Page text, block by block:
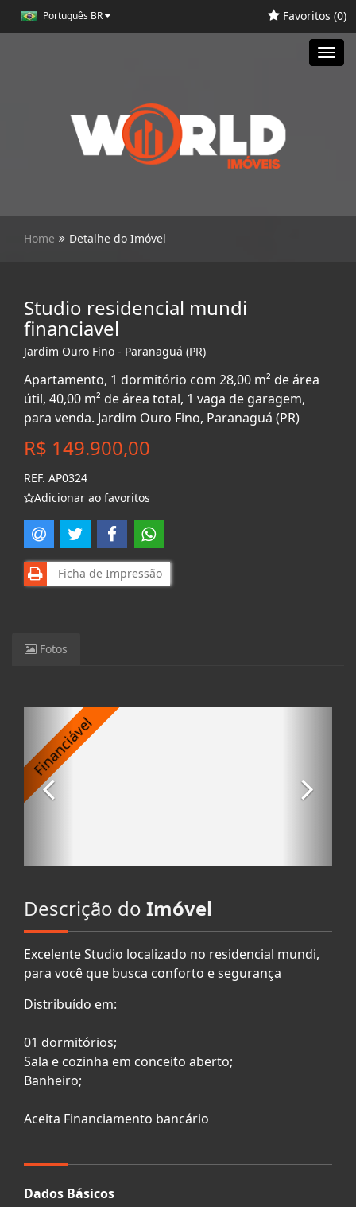
Português BR Favoritos (0)
Home Detalhe do Imóvel
Studio residencial mundi
financiavel
Jardim Ouro Fino - Paranaguá (PR)
Apartamento, 1 dormitório com 28,00 m² de área
útil, 40,00 m² de área total, 1 vaga de garagem,
para venda. Jardim Ouro Fino, Paranaguá (PR)
R$ 149.900,00
REF. AP0324
Adicionar ao favoritos
Ficha de Impressão
Fotos
Descrição do Imóvel
Excelente Studio localizado no residencial mundi,
para você que busca conforto e segurança
Distribuído em:
01 dormitórios;
Sala e cozinha em conceito aberto;
Banheiro;
Aceita Financiamento bancário
Dados Básicos